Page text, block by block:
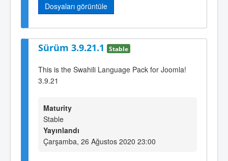
Dosyaları görüntüle
Sürüm 3.9.21.1 Stable
This is the Swahili Language Pack for Joomla!
3.9.21
Maturity
Stable
Yayınlandı
Çarşamba, 26 Ağustos 2020 23:00